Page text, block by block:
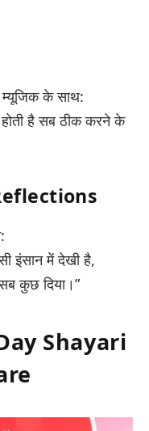
म्यूजिक के साथ:
है सब ठीक करने के
इंसान में देखी है,
कुछ दिया।”
Shayari